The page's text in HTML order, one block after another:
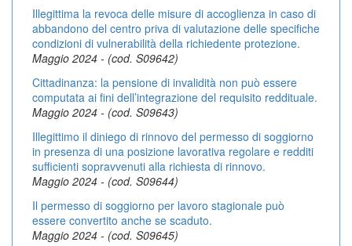
Illegittima la revoca delle misure di accoglienza in caso di
abbandono del centro priva di valutazione delle specifiche
condizioni di vulnerabilità della richiedente protezione.
Maggio 2024 - (cod. S09642)
Cittadinanza: la pensione di invalidità non può essere
computata ai fini dell’integrazione del requisito reddituale.
Maggio 2024 - (cod. S09643)
Illegittimo il diniego di rinnovo del permesso di soggiorno
in presenza di una posizione lavorativa regolare e redditi
sufficienti sopravvenuti alla richiesta di rinnovo.
Maggio 2024 - (cod. S09644)
Il permesso di soggiorno per lavoro stagionale può
essere convertito anche se scaduto.
Maggio 2024 - (cod. S09645)